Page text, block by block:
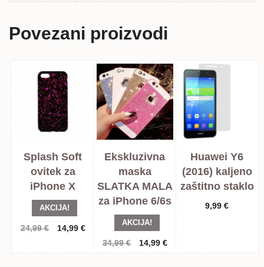
Povezani proizvodi
Splash Soft
ovitek za
iPhone X
AKCIJA!
24,99€
Izvorna
14,99 €Trenutna
cijena
Ekskluzivna
maska
SLATKA MALA
za iPhone 6/6s
AKCIJA!
34,99€
Izvorna
14,99 €Trenutna
Huawei Y6
(2016) kaljeno
zaštitno staklo
9,99€